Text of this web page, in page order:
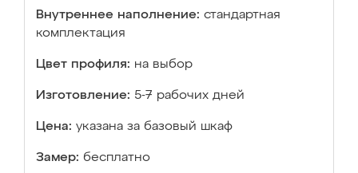
Внутреннее наполнение: стандартная
комплектация
Цвет профиля: на выбор
Изготовление: 5-7 рабочих дней
Цена: указана за базовый шкаф
Замер: бесплатно